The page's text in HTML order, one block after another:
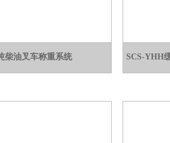
柴油叉车称重系统 SCS-YHH